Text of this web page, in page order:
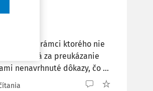
stav
v rámci ktorého nie
za preukázanie
nenavrhnuté dôkazy, čo ...